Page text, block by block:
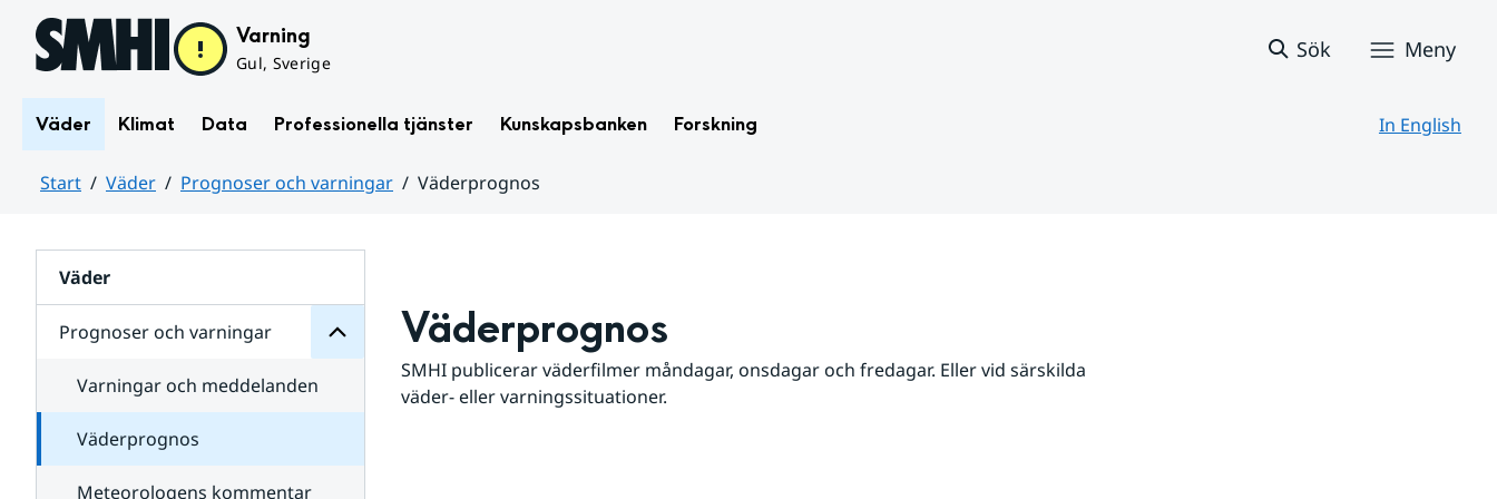
Hoppa till sidans innehåll Varning
Gul, Sverige
Sök Meny
Väder Klimat Data Professionella tjänster Kunskapsbanken Forskning In English
Start Väder Prognoser och varningar
Väderprognos
Väder
Prognoser och varningar
för
varningar
Varningar och meddelanden
Väderprognos
Meteorologens kommentar
Väderprognos
SMHI publicerar väderfilmer måndagar, onsdagar och fredagar. Eller vid särskilda
väder- eller varningssituationer.